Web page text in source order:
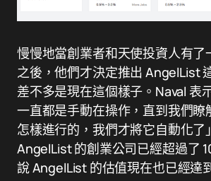
慢慢地當創業者和天使投資人有了
之後，他們才決定推出 AngelList
差不多是現在這個樣子。Naval 表
一直都是手動在操作，直到我們瞭
怎樣進行的，我們才將它自動化了
AngelList 的創業公司已經超過了
說 AngelList 的估值現在也已經達